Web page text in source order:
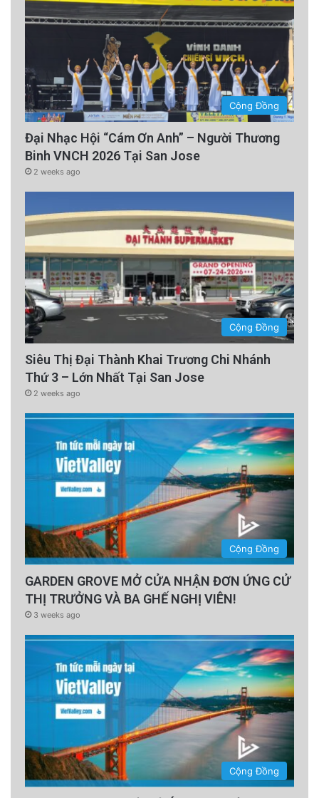
Mím môi: Thu hẹp lối vào của miệng, ngăn cản
việc dung nạp thêm chất đó.
Nheo mắt và nhăn mũi: Bảo vệ các niêm mạc
nhạy cảm khỏi khả năng tiếp xúc với chất lỏng
acid bắn ra.
Tăng tiết nước bọt: Khi cảm nhận vị chua, các
tuyến nước bọt (đặc biệt như tuyến mang tai)
hoạt động hết công suất. Nước bọt đóng vai
trò làm chất đệm, trung hòa nồng độ acid và
rửa trôi các ion hydro để bảo vệ men răng
cũng như niêm mạc họng.
Mối liên hệ với thực phẩm hư hỏng
an toàn, bổ dưỡng như cam quýt, nhưng
hương vị này cũng cho thấy sự hư hỏng của
thực phẩm. Trong quá trình tiến hóa, việc
phân biệt giữa “chua ngon” và “chua độc” là
ranh giới giữa sự sống và cái chết.
Khi trái cây, rau củ và các sản phẩm từ sữa bị
Cộng Đồng
Đại Nhạc Hội “Cám Ơn Anh” – Người Thương
Binh VNCH 2026 Tại San Jose
2 weeks ago
Cộng Đồng
Siêu Thị Đại Thành Khai Trương Chi Nhánh
Thứ 3 – Lớn Nhất Tại San Jose
2 weeks ago
Cộng Đồng
GARDEN GROVE MỞ CỬA NHẬN ĐƠN ỨNG CỬ
THỊ TRƯỞNG VÀ BA GHẾ NGHỊ VIÊN!
3 weeks ago
Cộng Đồng